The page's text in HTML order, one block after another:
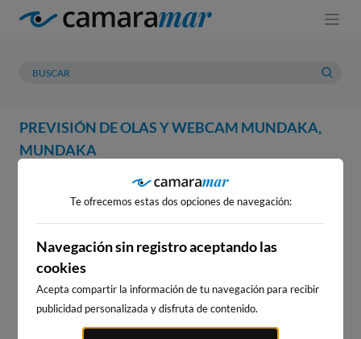
PREVISIÓN DE OLAS Y WEBCAM MUNDAKA,
MUNDAKA
PREVISIÓN METEOROLOGÍA
WEBCAM MUNDAKA,
MUNDAKA
WEBCAMS CERCANAS
Te ofrecemos estas dos opciones de navegación:
Navegación sin registro aceptando las
cookies
Acepta compartir la información de tu navegación para recibir
publicidad personalizada y disfruta de contenido.